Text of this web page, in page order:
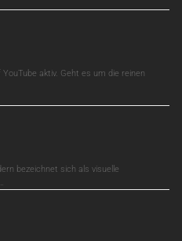
aktiv. Geht es um die reinen
bezeichnet sich als visuelle